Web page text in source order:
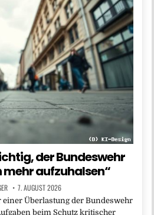
der Bundeswehr
aufzuhalsen“
7. AUGUST 2026
Überlastung der Bundeswehr
beim Schutz kritischer